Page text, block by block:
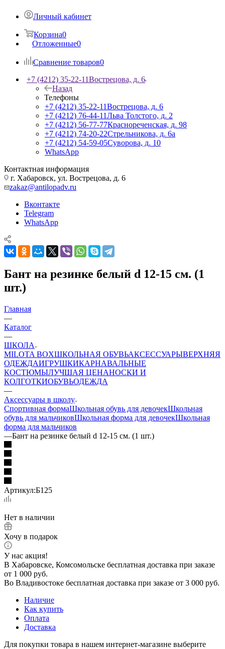
Личный кабинет
Корзина0
Отложенные0
Сравнение товаров0
+7 (4212) 35-22-11Вострецова, д. 6
Назад
Телефоны
+7 (4212) 35-22-11Вострецова, д. 6
+7 (4212) 76-44-11Льва Толстого, д. 2
+7 (4212) 56-77-77Краснореченская, д. 98
+7 (4212) 74-20-22Стрельникова, д. 6а
+7 (4212) 54-59-05Суворова, д. 10
WhatsApp
Контактная информация
г. Хабаровск, ул. Вострецова, д. 6
zakaz@antilopadv.ru
Вконтакте
Telegram
WhatsApp
Бант на резинке белый d 12-15 см. (1
шт.)
Главная
—
Каталог
—
ШКОЛА
MILOTA BOXШКОЛЬНАЯ ОБУВЬАКСЕССУАРЫВЕРХНЯЯ
ОДЕЖДАИГРУШКИКАРНАВАЛЬНЫЕ
КОСТЮМЫЛУЧШАЯ ЦЕНАНОСКИ И
КОЛГОТКИОБУВЬОДЕЖДА
—
Аксессуары в школу
Спортивная формаШкольная обувь для девочекШкольная
обувь для мальчиковШкольная форма для девочекШкольная
форма для мальчиков
—Бант на резинке белый d 12-15 см. (1 шт.)
Артикул:Б125
Нет в наличии
Хочу в подарок
У нас акция!
В Хабаровске, Комсомольске бесплатная доставка при заказе
от 1 000 руб.
Во Владивостоке бесплатная доставка при заказе от 3 000 руб.
Наличие
Как купить
Оплата
Доставка
Для покупки товара в нашем интернет-магазине выберите